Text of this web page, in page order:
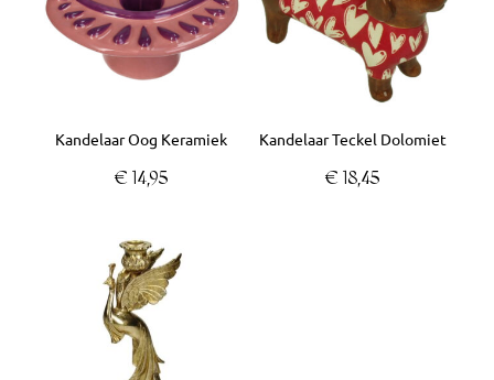
Kandelaar Oog Keramiek
€ 14,95
Kandelaar Teckel Dolomiet
€ 18,45